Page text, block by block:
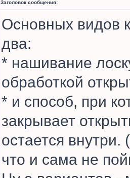
Заголовок сообщения:
Основных видов
два:
* нашивание
обработкой
* и способ, при
закрывает
остается внутри.
что и сама не